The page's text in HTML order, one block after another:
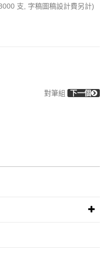
支, 字稿圖稿設計費另計)
對筆組 下一個